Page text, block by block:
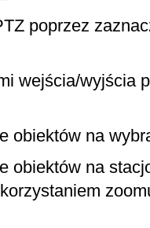
poprzez
wejścia/wyjścia
obiektów na
obiektów na